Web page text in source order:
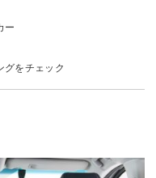
ー
グをチェック